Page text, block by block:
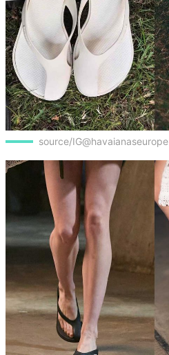
source/IG@havaianaseurope